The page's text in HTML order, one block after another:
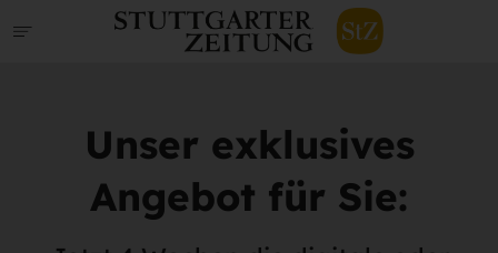
Unser exklusives
Angebot für Sie: